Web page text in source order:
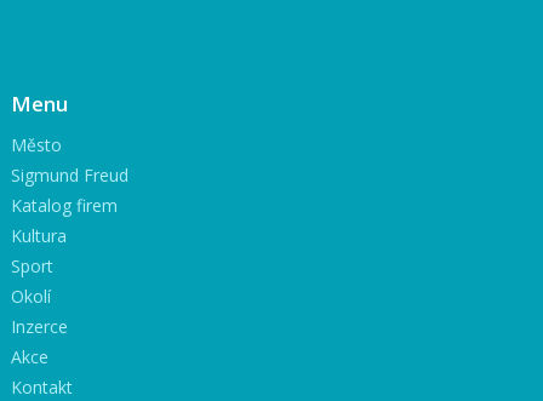
Menu
Město
Sigmund Freud
Katalog firem
Kultura
Sport
Okolí
Inzerce
Akce
Kontakt